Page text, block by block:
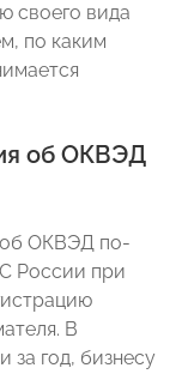
своего вида
по каким
об ОКВЭД
об ОКВЭД по-
России при
В
за год, бизнесу